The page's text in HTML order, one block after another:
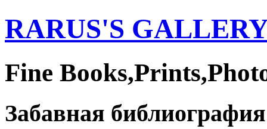
RARUS'S
Fine
Забавная библиография